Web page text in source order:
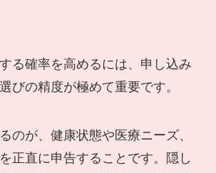
る確率を高めるには、申し込み
びの精度が極めて重要です。
のが、健康状態や医療ニーズ、
正直に申告することです。隠し